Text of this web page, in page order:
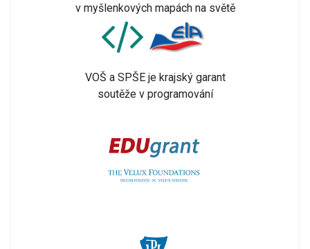
v myšlenkových mapách na světě
VOŠ a SPŠE je krajský garant
soutěže v programování